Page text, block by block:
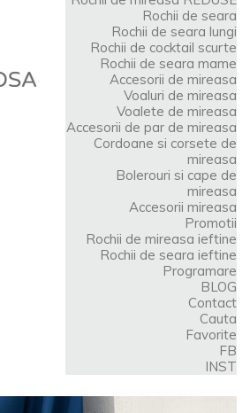
Rochii de seara
Rochii de seara lungi
Rochii de cocktail scurte
Rochii de seara mame
Accesorii de mireasa
Voaluri de mireasa
Voalete de mireasa
Accesorii de par de mireasa
Cordoane si corsete de
mireasa
Bolerouri si cape de
mireasa
Accesorii mireasa
Promotii
Rochii de mireasa ieftine
Rochii de seara ieftine
Programare
BLOG
Contact
Cauta
Favorite
FB
INST